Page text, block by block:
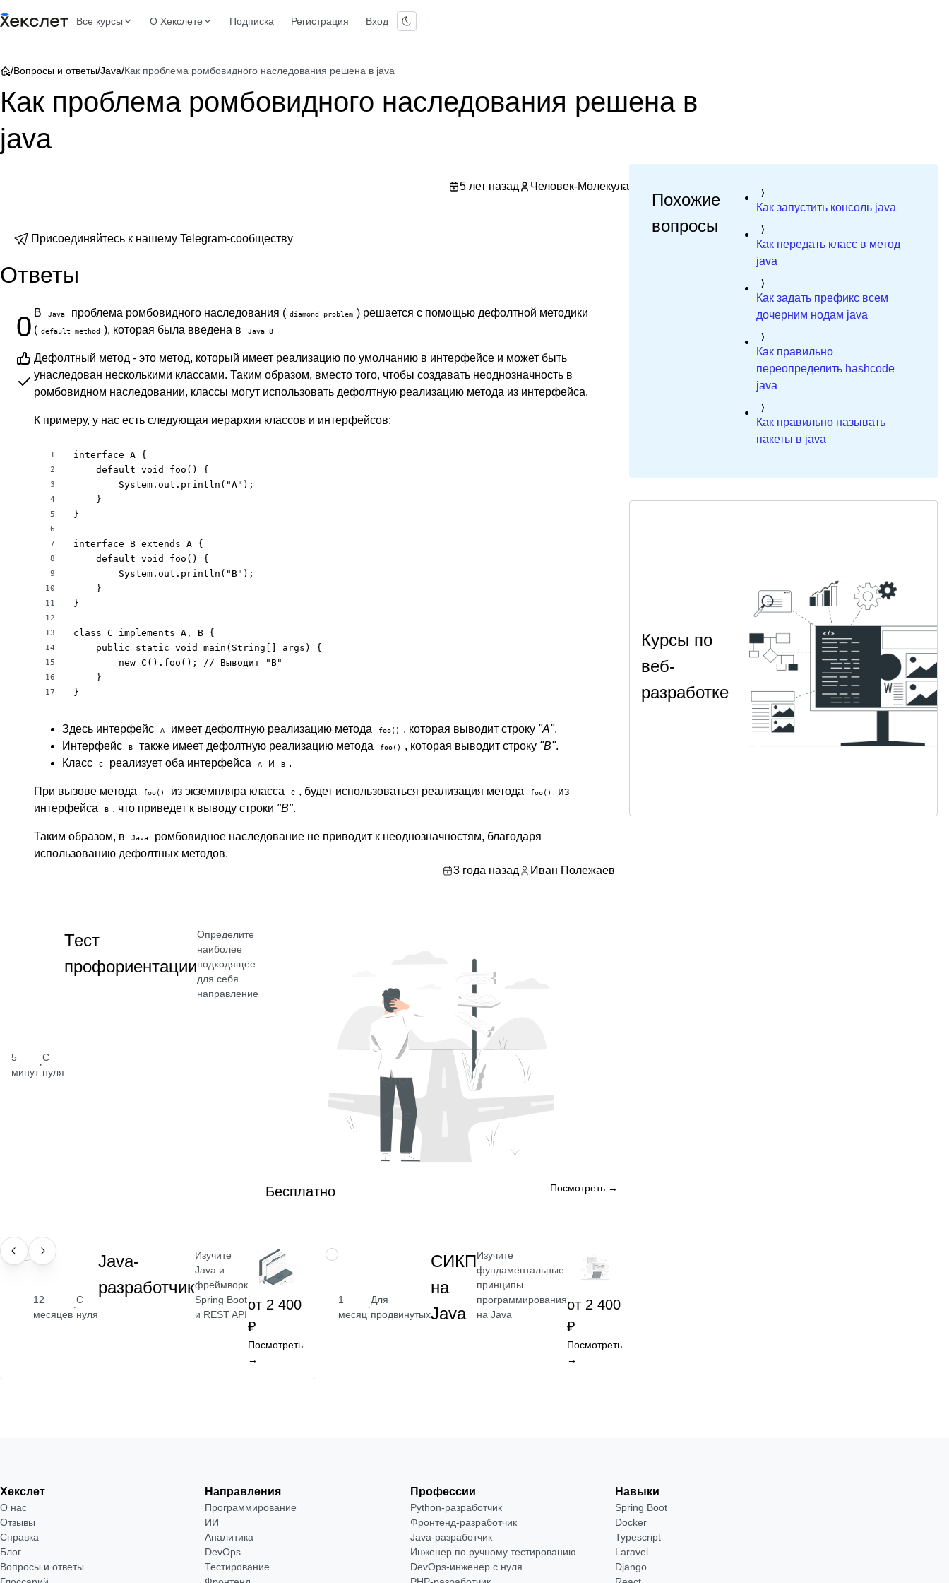
Все курсы О Хекслете Подписка Регистрация Вход
/Вопросы и ответы/Java/Как проблема ромбовидного наследования решена в java
Как проблема ромбовидного наследования решена в
java
5 лет назад Человек-Молекула
Присоединяйтесь к нашему Telegram-сообществу
Ответы
0 В Java проблема ромбовидного наследования ( diamond problem ) решается с помощью дефолтной методики
( default method ), которая была введена в Java 8
Дефолтный метод - это метод, который имеет реализацию по умолчанию в интерфейсе и может быть
унаследован несколькими классами. Таким образом, вместо того, чтобы создавать неоднозначность в
ромбовидном наследовании, классы могут использовать дефолтную реализацию метода из интерфейса.
К примеру, у нас есть следующая иерархия классов и интерфейсов:
1
2
3
4
5
6
7
8
9
10
11
12
13
14
15
16
17
interface A {
    default void foo() {
        System.out.println("A");
    }
}
interface B extends A {
    default void foo() {
        System.out.println("B");
    }
}
class C implements A, B {
    public static void main(String[] args) {
        new C().foo(); // Выводит "B"
    }
}
Здесь интерфейс A имеет дефолтную реализацию метода foo() , которая выводит строку "A".
Интерфейс
B также имеет дефолтную реализацию метода foo() , которая выводит строку "B".
Класс
C реализует оба интерфейса A и B .
При вызове метода foo() из экземпляра класса C , будет использоваться реализация метода foo()
из
интерфейса
B , что приведет к выводу строки "B".
Таким образом, в Java
ромбовидное наследование не приводит к неоднозначностям, благодаря
использованию дефолтных методов.
3 года назад
Иван Полежаев
5
минут
·
С
нуля
Тест
профориентации
Определите
наиболее
подходящее
для себя
направление
Бесплатно Посмотреть →
ПРОФЕССИЯ
12
месяцев
·
С
нуля
Java-
разработчик
Изучите
Java и
фреймворк
Spring Boot
и REST API
от 2 400
₽
Посмотреть
→
НАВЫК
1
месяц
·
Для
продвинутых
СИКП
на
Java
Изучите
фундаментальные
принципы
программирования
на Java
от 2 400
₽
Посмотреть
→
Похожие
вопросы
Как запустить консоль java
Как передать класс в метод
java
Как задать префикс всем
дочерним нодам java
Как правильно
переопределить hashcode
java
Как правильно называть
пакеты в java
Курсы по
веб-
разработке
Хекслет
О нас
Отзывы
Справка
Блог
Вопросы и ответы
Направления
Программирование
ИИ
Аналитика
DevOps
Тестирование
Профессии
Python-разработчик
Фронтенд-разработчик
Java-разработчик
Инженер по ручному тестированию
DevOps-инженер с нуля
Навыки
Spring Boot
Docker
Typescript
Laravel
Django